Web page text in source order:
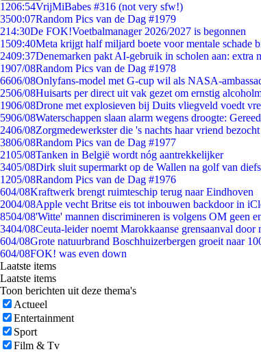
1206:54VrijMiBabes #316 (not very sfw!)
3500:07Random Pics van de Dag #1979
214:30De FOK!Voetbalmanager 2026/2027 is begonnen
1509:40Meta krijgt half miljard boete voor mentale schade
2409:37Denemarken pakt AI-gebruik in scholen aan: extra
1907/08Random Pics van de Dag #1978
6606/08Onlyfans-model met G-cup wil als NASA-
2506/08Huisarts per direct uit vak gezet om ernstig
1906/08Drone met explosieven bij Duits vliegveld voedt
5906/08Waterschappen slaan alarm wegens droogte:
2406/08Zorgmedewerkster die 's nachts haar vriend
3806/08Random Pics van de Dag #1977
2105/08Tanken in België wordt nóg aantrekkelijker
3405/08Dirk sluit supermarkt op de Wallen na golf van
1205/08Random Pics van de Dag #1976
604/08Kraftwerk brengt ruimteschip terug naar Eindhoven
2004/08Apple vecht Britse eis tot inbouwen backdoor in
8504/08'Witte' mannen discrimineren is volgens OM geen
3404/08Ceuta-leider noemt Marokkaanse grensaanval door
604/08Grote natuurbrand Boschhuizerbergen groeit naar
604/08FOK! was even down
Laatste items
Laatste items
Toon berichten uit deze thema's
Actueel
Entertainment
Sport
Film & Tv